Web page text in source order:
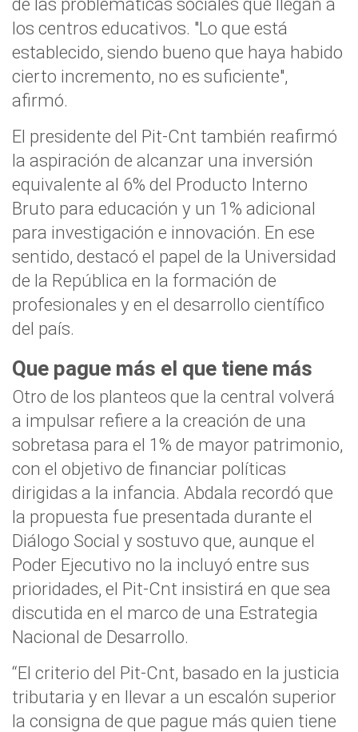
los centros educativos. "Lo que está
establecido, siendo bueno que haya habido
cierto incremento, no es suficiente",
afirmó.
El presidente del Pit-Cnt también reafirmó
la aspiración de alcanzar una inversión
equivalente al 6% del Producto Interno
Bruto para educación y un 1% adicional
para investigación e innovación. En ese
sentido, destacó el papel de la Universidad
de la República en la formación de
profesionales y en el desarrollo científico
del país.
Que pague más el que tiene más
Otro de los planteos que la central volverá
a impulsar refiere a la creación de una
sobretasa para el 1% de mayor patrimonio,
con el objetivo de financiar políticas
dirigidas a la infancia. Abdala recordó que
la propuesta fue presentada durante el
Diálogo Social y sostuvo que, aunque el
Poder Ejecutivo no la incluyó entre sus
prioridades, el Pit-Cnt insistirá en que sea
discutida en el marco de una Estrategia
Nacional de Desarrollo.
“El criterio del Pit-Cnt, basado en la justicia
tributaria y en llevar a un escalón superior
la consigna de que pague más quien tiene